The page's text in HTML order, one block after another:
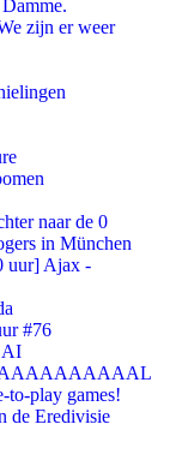
zijn er weer
naar de 0
in München
uur] Ajax -
#76
AI
to-play games!
de Eredivisie